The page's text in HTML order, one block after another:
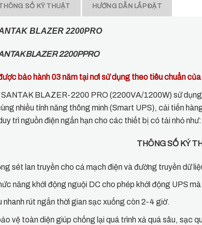
SỐ KỸ THUẬT HƯỚNG DẪN LẮP ĐẶT
BLAZER 2200PRO
BLAZER 2200PPRO
bảo hành 03 năm tại nơi sử dụng theo tiêu chuẩn
SANTAK BLAZER-2200 PRO (2200VA/1200W) sử
nhiều tính năng thông minh (Smart UPS), cải tiến
trì nguồn điện ngắn hạn cho các thiết bị có tải nhỏ
THÔNG SỐ KÝ
sét lan truyền cho cả mạch điện và đường truyền dữ
năng khởi động nguội DC cho phép khởi động UPS
nhanh rút ngắn thời gian sạc xuống còn 2-4 giờ.
vệ toàn diện giúp chống lại quá trình xả quá sâu, sạc